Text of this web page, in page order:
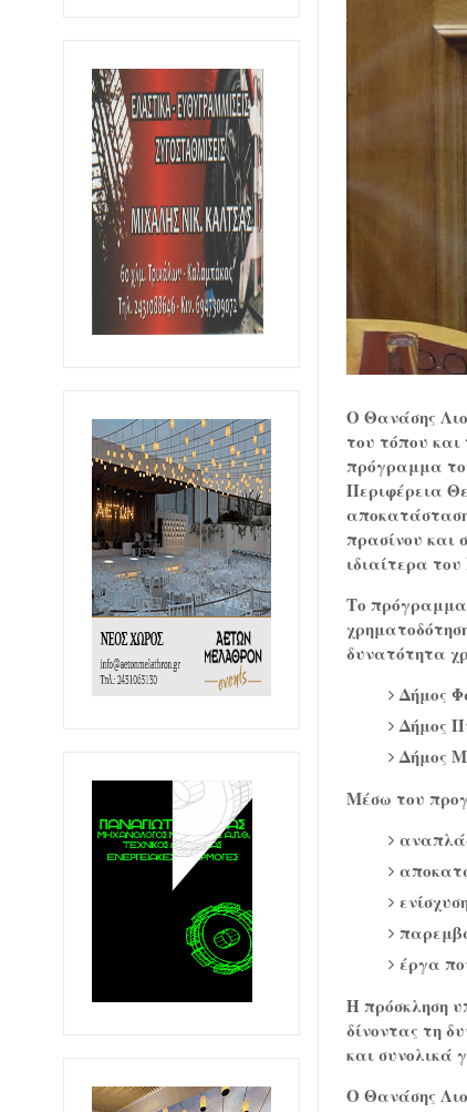
Ο Θανάσης
του τόπου και
πρόγραμμα
Περιφέρεια
πρασίνου και
ιδιαίτερα
Το πρόγραμμα
δυνατότητα
Δήμος
Δήμος
Δήμος
Μέσω του
έργα
Η πρόσκληση
δίνοντας τη
και συνολικά
Ο Θανάσης